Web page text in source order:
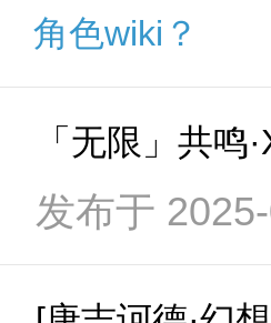
角色wiki？
「无限」共鸣
发布于